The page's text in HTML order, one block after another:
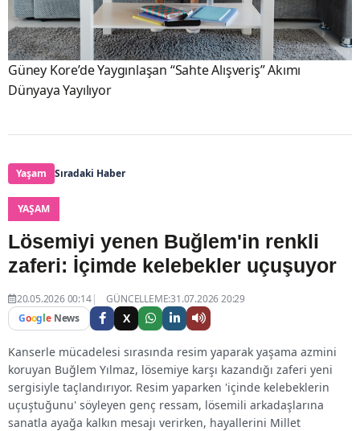
Güney Kore’de Yaygınlaşan “Sahte Alışveriş” Akımı
Dünyaya Yayılıyor
Yaşam Sıradaki Haber
YAŞAM
Lösemiyi yenen Buğlem'in renkli
zaferi: İçimde kelebekler uçuşuyor
20.05.2026 00:14
GÜNCELLEME:31.07.2026 20:29
Google News X
Kanserle mücadelesi sırasında resim yaparak yaşama azmini
koruyan Buğlem Yılmaz, lösemiye karşı kazandığı zaferi yeni
sergisiyle taçlandırıyor. Resim yaparken 'içinde kelebeklerin
uçuştuğunu' söyleyen genç ressam, lösemili arkadaşlarına
sanatla ayağa kalkın mesajı verirken, hayallerini Millet